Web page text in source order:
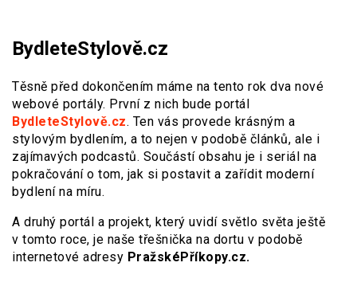
BydleteStylově.cz
Těsně před dokončením máme na tento rok dva nové
webové portály. První z nich bude portál
BydleteStylově.cz. Ten vás provede krásným a
stylovým bydlením, a to nejen v podobě článků, ale i
zajímavých podcastů. Součástí obsahu je i seriál na
pokračování o tom, jak si postavit a zařídit moderní
bydlení na míru.
A druhý portál a projekt, který uvidí světlo světa ještě
v tomto roce, je naše třešnička na dortu v podobě
internetové adresy PražskéPříkopy.cz.